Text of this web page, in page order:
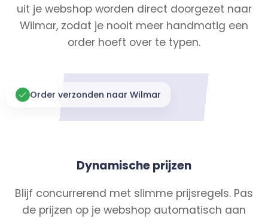
uit je webshop worden direct doorgezet naar
Wilmar, zodat je nooit meer handmatig een
order hoeft over te typen.
Order verzonden naar Wilmar
Dynamische prijzen
Blijf concurrerend met slimme prijsregels. Pas
de prijzen op je webshop automatisch aan